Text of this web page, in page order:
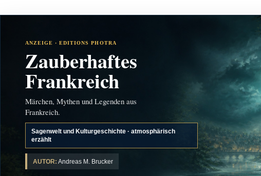
ANZEIGE · EDITIONS PHOTRA
Zauberhaftes
Frankreich
Märchen, Mythen und Legenden aus
Frankreich.
Sagenwelt und Kulturgeschichte · atmosphärisch
erzählt
AUTOR: Andreas M. Brucker